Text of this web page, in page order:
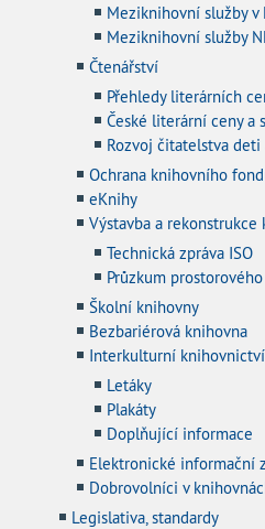
Meziknihovní služby v
Meziknihovní služby
Čtenářství
Přehledy literárních
České literární ceny a
Rozvoj čitatelstva
Ochrana knihovního
eKnihy
Výstavba a rekonstrukce
Technická zpráva ISO
Průzkum
Školní knihovny
Bezbariérová knihovna
Interkulturní knihovnictví
Letáky
Plakáty
Doplňující informace
Elektronické informační
Dobrovolníci v
Legislativa, standardy